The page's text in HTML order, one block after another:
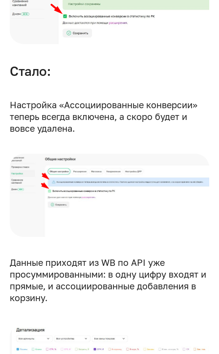
Стало:
Настройка «Ассоциированные конверсии»
теперь всегда включена, а скоро будет и
вовсе удалена.
Данные приходят из WB по API уже
просуммированными: в одну цифру входят и
прямые, и ассоциированные добавления в
корзину.